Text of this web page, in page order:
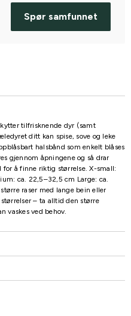
Spør samfunnet
tilfrisknende dyr (samt
ditt kan spise, sove og leke
halsbånd som enkelt blåses
gjennom åpningene og så drar
for å finne riktig størrelse. X-small:
ca. 22,5–32,5 cm Large: ca.
raser med lange bein eller
– ta alltid den større
vaskes ved behov.